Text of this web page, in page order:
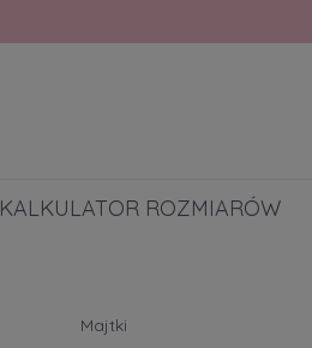
KALKULATOR ROZMIARÓW
Majtki